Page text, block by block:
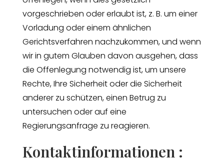
vorgeschrieben oder erlaubt ist, z. B. um einer
Vorladung oder einem ähnlichen
Gerichtsverfahren nachzukommen, und wenn
wir in gutem Glauben davon ausgehen, dass
die Offenlegung notwendig ist, um unsere
Rechte, Ihre Sicherheit oder die Sicherheit
anderer zu schützen, einen Betrug zu
untersuchen oder auf eine
Regierungsanfrage zu reagieren.
Kontaktinformationen :